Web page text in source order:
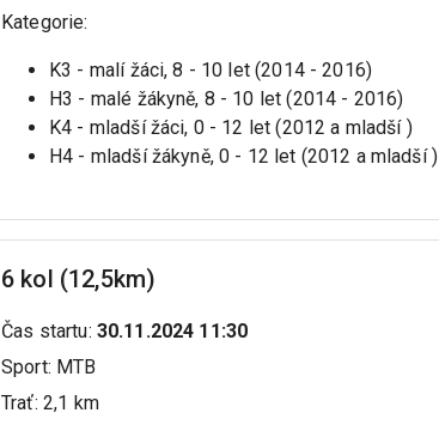
Kategorie:
K3 - malí žáci, 8 - 10 let (2014 - 2016)
H3 - malé žákyně, 8 - 10 let (2014 - 2016)
K4 - mladší žáci, 0 - 12 let (2012 a mladší )
H4 - mladší žákyně, 0 - 12 let (2012 a mladší )
6 kol (12,5km)
Čas startu: 30.11.2024 11:30
Sport: MTB
Trať: 2,1 km